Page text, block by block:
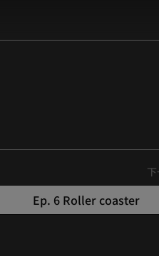
Ep. 6 Roller coaster